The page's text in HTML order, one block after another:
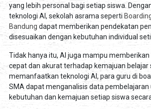
yang lebih personal bagi setiap siswa.
teknologi AI, sekolah asrama seperti
Bandung dapat memberikan pendekatan
disesuaikan dengan kebutuhan individual
Tidak hanya itu, AI juga mampu
cepat dan akurat terhadap kemajuan belajar
memanfaatkan teknologi AI, para guru di
SMA dapat menganalisis data
kebutuhan dan kemajuan setiap siswa